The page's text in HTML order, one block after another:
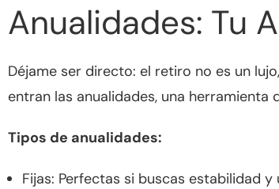
Anualidades: Tu
Déjame ser directo: el retiro no es un
entran las anualidades, una
Tipos de anualidades:
Fijas: Perfectas si buscas estabilidad